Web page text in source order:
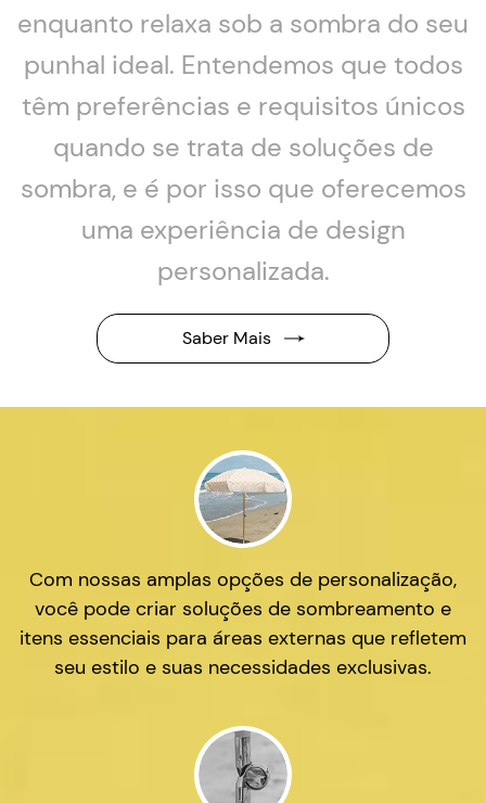
enquanto relaxa sob a sombra do seu
punhal ideal. Entendemos que todos
têm preferências e requisitos únicos
quando se trata de soluções de
sombra, e é por isso que oferecemos
uma experiência de design
personalizada.
Saber Mais
Com nossas amplas opções de personalização,
você pode criar soluções de sombreamento e
itens essenciais para áreas externas que refletem
seu estilo e suas necessidades exclusivas.